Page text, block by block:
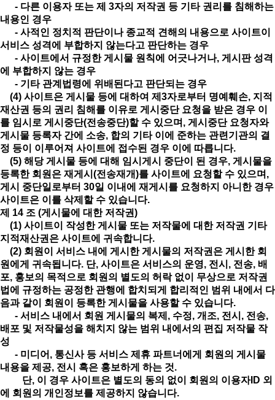
- 다른 이용자 또는 제 3자의 저작권 등 기타 권리를 침해하는
내용인 경우
- 사적인 정치적 판단이나 종교적 견해의 내용으로 사이트이
서비스 성격에 부합하지 않는다고 판단하는 경우
- 사이트에서 규정한 게시물 원칙에 어긋나거나, 게시판 성격
에 부합하지 않는 경우
- 기타 관계법령에 위배된다고 판단되는 경우
(4) 사이트은 게시물 등에 대하여 제3자로부터 명예훼손, 지적
재산권 등의 권리 침해를 이유로 게시중단 요청을 받은 경우 이
를 임시로 게시중단(전송중단)할 수 있으며, 게시중단 요청자와
게시물 등록자 간에 소송, 합의 기타 이에 준하는 관련기관의 결
정 등이 이루어져 사이트에 접수된 경우 이에 따릅니다.
(5) 해당 게시물 등에 대해 임시게시 중단이 된 경우, 게시물을
등록한 회원은 재게시(전송재개)를 사이트에 요청할 수 있으며,
게시 중단일로부터 30일 이내에 재게시를 요청하지 아니한 경우
사이트은 이를 삭제할 수 있습니다.
제 14 조 (게시물에 대한 저작권)
(1) 사이트이 작성한 게시물 또는 저작물에 대한 저작권 기타
지적재산권은 사이트에 귀속합니다.
(2) 회원이 서비스 내에 게시한 게시물의 저작권은 게시한 회
원에게 귀속됩니다. 단, 사이트은 서비스의 운영, 전시, 전송, 배
포, 홍보의 목적으로 회원의 별도의 허락 없이 무상으로 저작권
법에 규정하는 공정한 관행에 합치되게 합리적인 범위 내에서 다
음과 같이 회원이 등록한 게시물을 사용할 수 있습니다.
- 서비스 내에서 회원 게시물의 복제, 수정, 개조, 전시, 전송,
배포 및 저작물성을 해치지 않는 범위 내에서의 편집 저작물 작
성
- 미디어, 통신사 등 서비스 제휴 파트너에게 회원의 게시물
내용을 제공, 전시 혹은 홍보하게 하는 것.
단, 이 경우 사이트은 별도의 동의 없이 회원의 이용자ID 외
에 회원의 개인정보를 제공하지 않습니다.